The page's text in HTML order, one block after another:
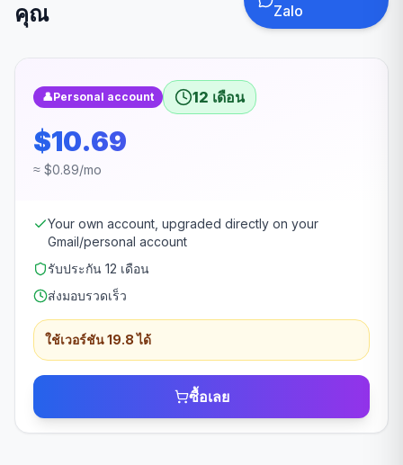
คุณ
Zalo
👤Personal account 12 เดือน
$10.69
≈ $0.89/mo
Your own account, upgraded directly on your
Gmail/personal account
รับประกัน 12 เดือน
ส่งมอบรวดเร็ว
ใช้เวอร์ชัน 19.8 ได้
ซื้อเลย